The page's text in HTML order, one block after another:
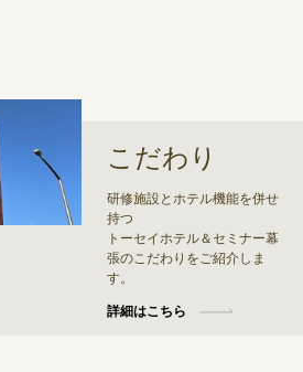
こだわり
研修施設とホテル機能を併せ
持つ
トーセイホテル＆セミナー幕
張のこだわりをご紹介しま
す。
詳細はこちら